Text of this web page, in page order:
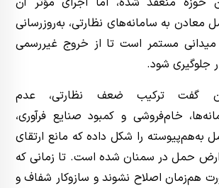
معادن به سامانه‌های نظارتی، به‌روزرسانی
میدانی مستمر است تا از خروج غیررسمی
جلوگیری شود.
گفت ترکیب ضعف نظارتی، عدم
خام‌فروشی و کمبود صنایع فرآوری،
به‌هم‌پیوسته را شکل داده که مانع ارتقای
حمل در سمنان شده است. تا زمانی که
هم‌زمان اصلاح نشوند و سازوکار شفاف و